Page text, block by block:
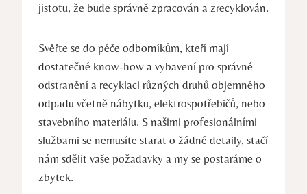
jistotu, že bude správně zpracován a zrecyklován.
Svěřte se do péče odborníkům, kteří mají
dostatečné know-how a vybavení pro správné
odstranění a recyklaci různých druhů objemného
odpadu včetně nábytku, elektrospotřebičů, nebo
stavebního materiálu. S našimi profesionálními
službami se nemusíte starat o žádné detaily, stačí
nám sdělit vaše požadavky a my se postaráme o
zbytek.